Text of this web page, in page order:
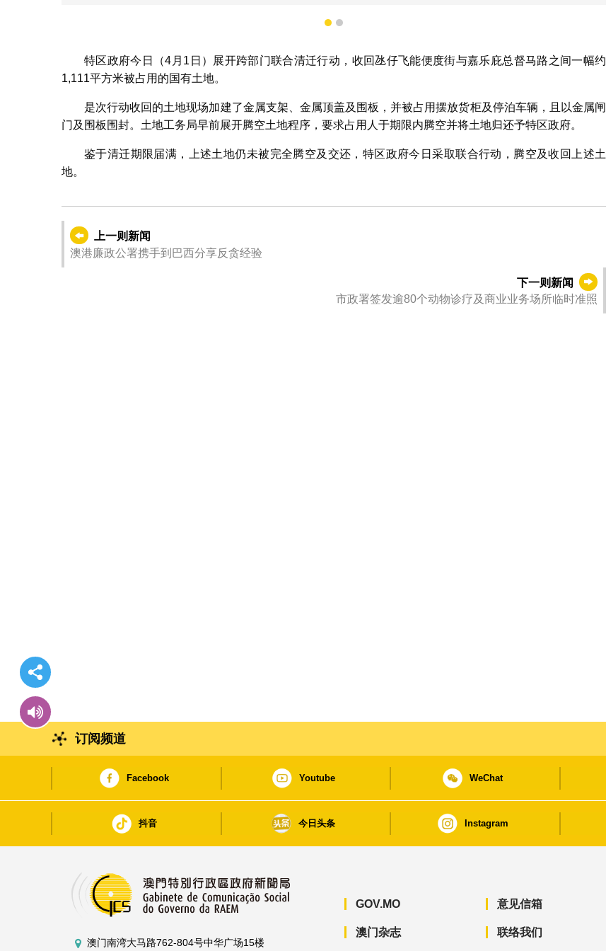
1
2
特区政府今日（4月1日）展开跨部门联合清迁行动，收回氹仔飞能便度街与嘉乐庇总督马路之间一幅约
1,111平方米被占用的国有土地。
是次行动收回的土地现场加建了金属支架、金属顶盖及围板，并被占用摆放货柜及停泊车辆，且以金属闸
门及围板围封。土地工务局早前展开腾空土地程序，要求占用人于期限内腾空并将土地归还予特区政府。
鉴于清迁期限届满，上述土地仍未被完全腾空及交还，特区政府今日采取联合行动，腾空及收回上述土
地。
上一则新闻
澳港廉政公署携手到巴西分享反贪经验
下一则新闻
市政署签发逾80个动物诊疗及商业业务场所临时准照
订阅频道
Facebook Youtube WeChat
抖音 今日头条 Instagram
澳门南湾大马路762-804号中华广场15楼
GOV.MO
澳门杂志
意见信箱
联络我们